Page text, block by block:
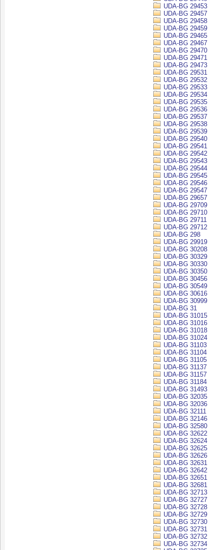
UDA-BG 29453
UDA-BG 29457
UDA-BG 29458
UDA-BG 29459
UDA-BG 29465
UDA-BG 29467
UDA-BG 29470
UDA-BG 29471
UDA-BG 29473
UDA-BG 29531
UDA-BG 29532
UDA-BG 29533
UDA-BG 29534
UDA-BG 29535
UDA-BG 29536
UDA-BG 29537
UDA-BG 29538
UDA-BG 29539
UDA-BG 29540
UDA-BG 29541
UDA-BG 29542
UDA-BG 29543
UDA-BG 29544
UDA-BG 29545
UDA-BG 29546
UDA-BG 29547
UDA-BG 29657
UDA-BG 29709
UDA-BG 29710
UDA-BG 29711
UDA-BG 29712
UDA-BG 298
UDA-BG 29919
UDA-BG 30208
UDA-BG 30329
UDA-BG 30330
UDA-BG 30350
UDA-BG 30456
UDA-BG 30549
UDA-BG 30616
UDA-BG 30999
UDA-BG 31
UDA-BG 31015
UDA-BG 31016
UDA-BG 31018
UDA-BG 31024
UDA-BG 31103
UDA-BG 31104
UDA-BG 31105
UDA-BG 31137
UDA-BG 31157
UDA-BG 31184
UDA-BG 31493
UDA-BG 32035
UDA-BG 32036
UDA-BG 32111
UDA-BG 32146
UDA-BG 32580
UDA-BG 32622
UDA-BG 32624
UDA-BG 32625
UDA-BG 32626
UDA-BG 32631
UDA-BG 32642
UDA-BG 32651
UDA-BG 32681
UDA-BG 32713
UDA-BG 32727
UDA-BG 32728
UDA-BG 32729
UDA-BG 32730
UDA-BG 32731
UDA-BG 32732
UDA-BG 32734